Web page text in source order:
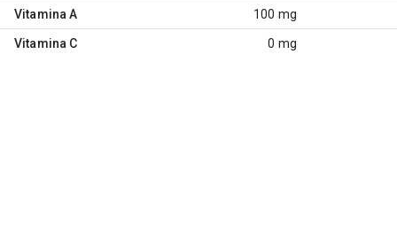
Vitamina A 100 mg
Vitamina C 0 mg